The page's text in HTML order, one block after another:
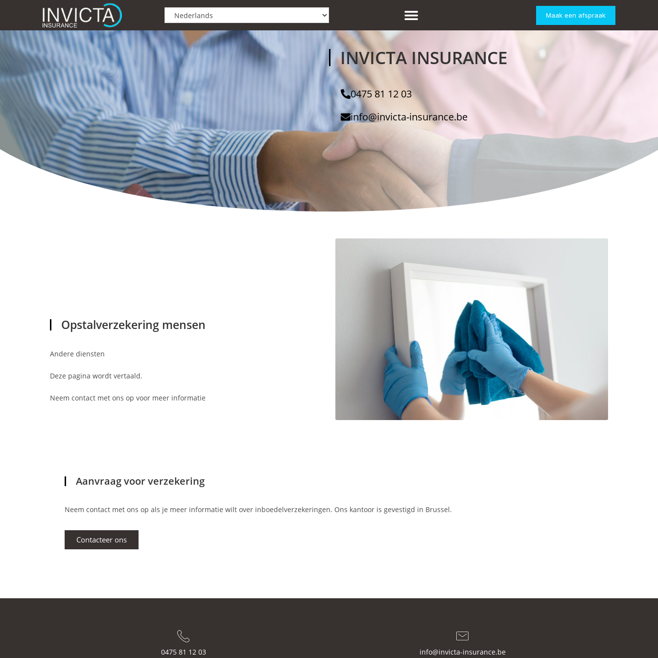
Maak een afspraak
INVICTA INSURANCE
0475 81 12 03
info@invicta-insurance.be
Opstalverzekering mensen
Andere diensten
Deze pagina wordt vertaald.
Neem contact met ons op voor meer informatie
Aanvraag voor verzekering
Neem contact met ons op als je meer informatie wilt over inboedelverzekeringen. Ons kantoor is gevestigd in Brussel.
Contacteer ons
0475 81 12 03 info@invicta-insurance.be